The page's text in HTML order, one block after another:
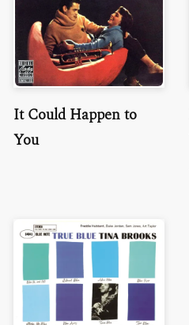
It Could Happen to
You